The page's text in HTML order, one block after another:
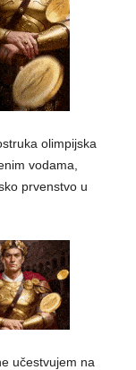
olimpijska
vodama,
prvenstvo u
učestvujem na